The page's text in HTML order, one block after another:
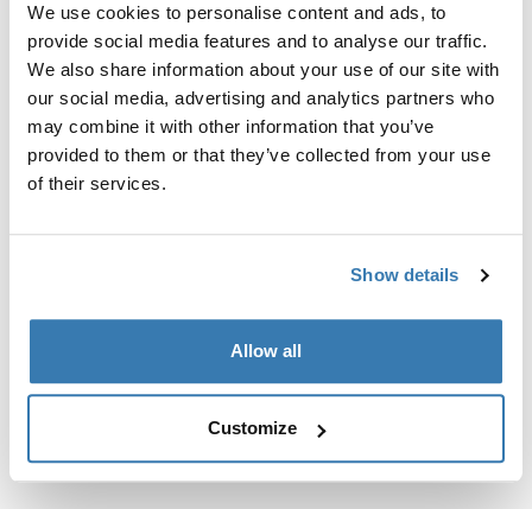
We use cookies to personalise content and ads, to
provide social media features and to analyse our traffic.
We also share information about your use of our site with
our social media, advertising and analytics partners who
may combine it with other information that you’ve
provided to them or that they’ve collected from your use
of their services.
Show details
Allow all
Customize
Toggle techspec
Technické údaje
Toggle guides and instructions
Návod
Toggle overview
Recenze
Registrovaná ochranná známka: Thule Sweden AB
Název výrobce: Thule Sweden
Adresa výrobce: Borggatan 5, 335 73 Hillerstorp,
E-mail: support@thule.com
Adresa webu: www.thule.com